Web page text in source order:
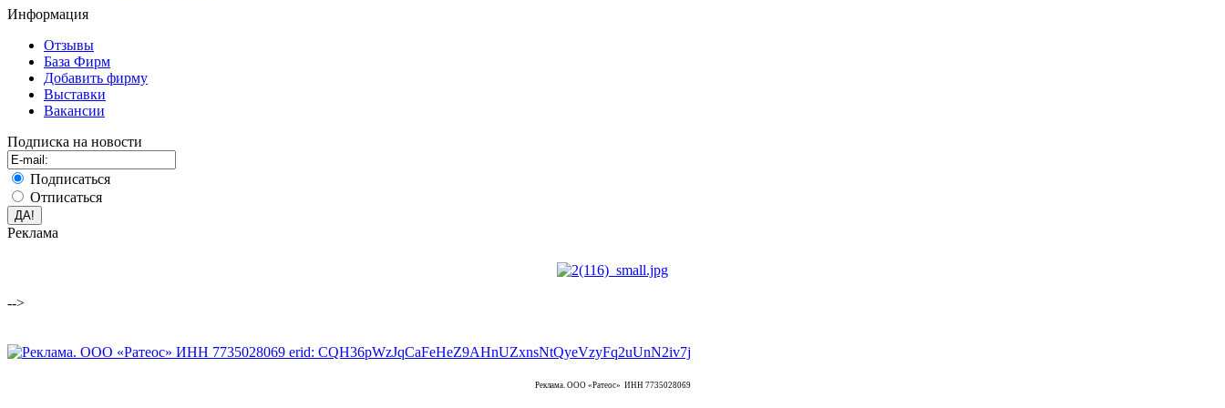
Информация
Отзывы
База Фирм
Добавить фирму
Выставки
Вакансии
Подписка на новости
Подписаться
Отписаться
Реклама
-->
Реклама. ООО «Ратеос» ИНН 7735028069